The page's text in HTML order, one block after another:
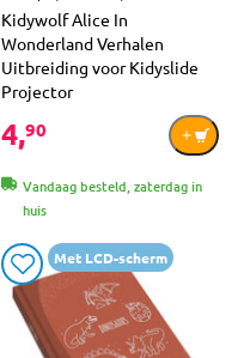
Kidywolf Alice In
Wonderland Verhalen
Uitbreiding voor Kidyslide
Projector
4,90
Vandaag besteld, zaterdag in
huis
Met LCD-scherm